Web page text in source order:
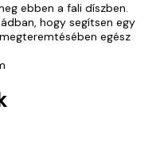
ebben a fali díszben.
hogy segítsen egy
egész